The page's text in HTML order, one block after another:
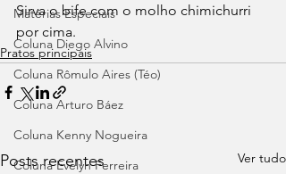
Matérias Especiais
Coluna Diego Alvino
Coluna Rômulo Aires (Téo)
Coluna Arturo Báez
Coluna Kenny Nogueira
Coluna Evelyn Ferreira
Sirva o bife com o molho chimichurri
por cima.
Pratos principais
Posts recentes Ver tudo